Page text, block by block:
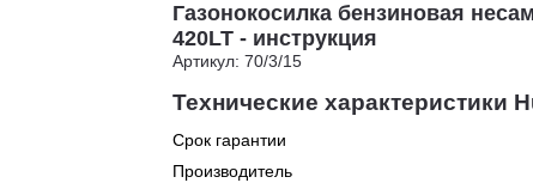
Газонокосилка бензиновая
420LT - инструкция
Артикул: 70/3/15
Технические характеристики
Срок гарантии
Производитель